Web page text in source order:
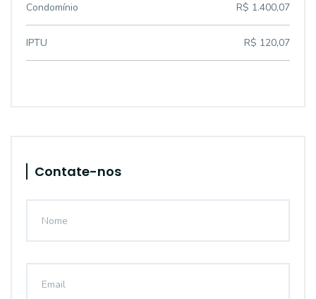
Condomínio R$ 1.400,07
IPTU R$ 120,07
Contate-nos